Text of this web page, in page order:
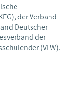
der Verband
Deutscher
der
(VLW).